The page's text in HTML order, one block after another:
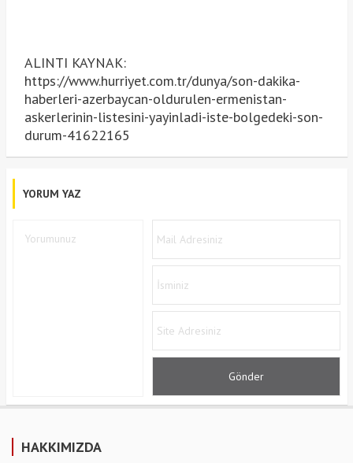
ALINTI KAYNAK:
https://www.hurriyet.com.tr/dunya/son-dakika-
haberleri-azerbaycan-oldurulen-ermenistan-
askerlerinin-listesini-yayinladi-iste-bolgedeki-son-
durum-41622165
YORUM YAZ
HAKKIMIZDA